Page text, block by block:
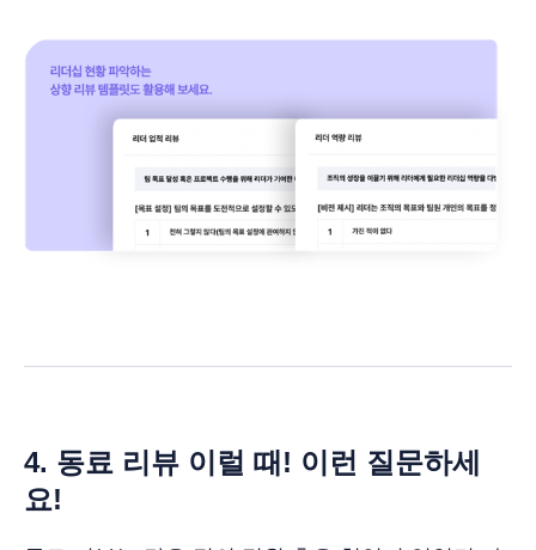
4. 동료 리뷰 이럴 때! 이런 질문하세
요!